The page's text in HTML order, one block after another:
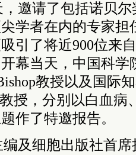
邀请了包括诺贝
学者在内的专家担
引了将近900位来
幕当天，中国科学
教授以及国际
授，分别以白血病
作了特邀报告。
编及细胞出版社首